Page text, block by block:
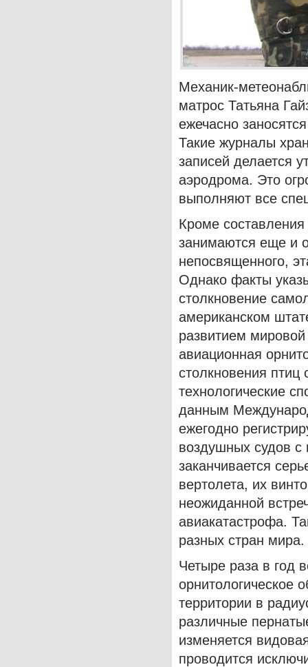
Механик-
матрос Татьяна
ежечасно
Такие журналы
записей делается
аэродрома. Это
выполняют все
Кроме
занимаются еще и
непосвященного,
Однако факты
столкновение
американском
развитием
авиационная
столкновения птиц
технологические
данным
ежегодно
воздушных судов с
заканчивается
вертолета, их
неожиданной
авиакатастрофа.
разных стран мира.
Четыре раза в год
орнитологическое
территории в
различные
изменяется
проводится